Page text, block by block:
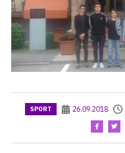
SPORT 26.09.2018